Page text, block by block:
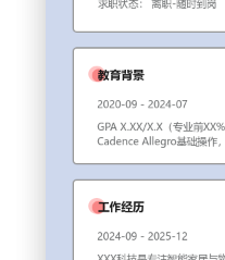
求职意向
工作性质: 全职
求职状态: 离职-随时到
工作经历
2024-09 -
XXX科技是专注智能